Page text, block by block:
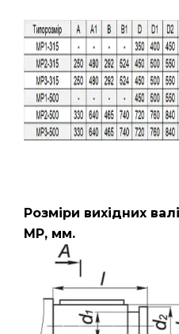
Розміри вихідних
МР, мм.